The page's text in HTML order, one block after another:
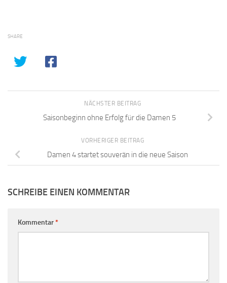
SHARE
NÄCHSTER BEITRAG
Saisonbeginn ohne Erfolg für die Damen 5
VORHERIGER BEITRAG
Damen 4 startet souverän in die neue Saison
SCHREIBE EINEN KOMMENTAR
Kommentar*